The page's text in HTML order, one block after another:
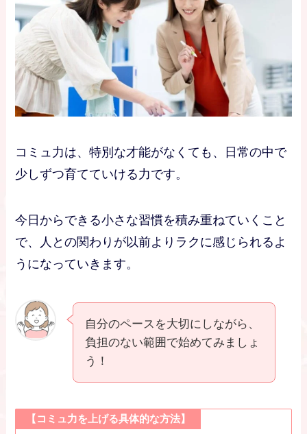
コミュ力は、特別な才能がなくても、日常の中で
少しずつ育てていける力です。
今日からできる小さな習慣を積み重ねていくこと
で、人との関わりが以前よりラクに感じられるよ
うになっていきます。
自分のペースを大切にしながら、
負担のない範囲で始めてみましょ
う！
【コミュ力を上げる具体的な方法】